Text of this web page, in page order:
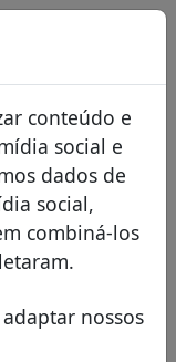
conteúdo e
social e
dados de
social,
combiná-los
nossos